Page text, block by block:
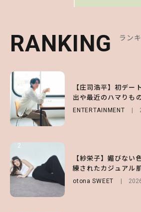
RANKING ラン
【庄司浩平】初デー
出や最近のハマりも
ENTERTAINMENT
2
【紗栄子】媚びな
練されたカジュアル
otona SWEET
RANKING ラン
【ハローキティ】が
第1弾の気になるメ
チェック！
2
【大原優乃】夏メイ
ッとしちゃう色っぽ“
BEAUTY
RANKING ラン
【SNIDEL】長濱ね
ッドな秋はじめ｜
FASHION Sponsored
2
【付録】総柄ハロー
ノ国屋コラボの“優
い味方！【オトナミ
2026.07.12